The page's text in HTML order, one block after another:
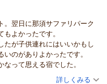
たり/税込)
にご宿泊いただき誠にあり
御礼申し上げます。
や温泉をご堪能いただいた
。翌日に那須サファリパーク
よかったです。
たが子供連れにはいいかもし
のがありよかったです。
って思える宿でした。
（投稿日：2026/06/22）
詳しくみる